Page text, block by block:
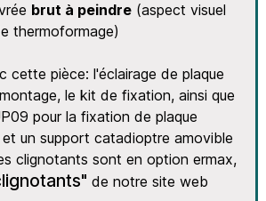
brut à peindre(aspect visuel
thermoformage)
cette pièce: l'éclairage de plaque
le kit de fixation, ainsi que
pour la fixation de plaque
un support catadioptre amovible
clignotants sont en option ermax,
de notre site web